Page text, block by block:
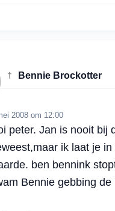
† Bennie Brockotter
2008 om 12:00
peter. Jan is nooit bij
ik laat je in
ben bennink
Bennie gebbing de